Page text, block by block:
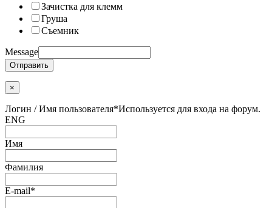
Зачистка для клемм
Груша
Съемник
Message
Отправить
×
Логин / Имя пользователя*Используется для входа на форум.
ENG
Имя
Фамилия
E-mail*